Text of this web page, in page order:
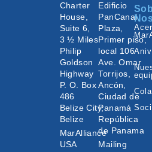
Charter
House,
Suite 6,
3 ½ Miles
Philip
Goldson
Highway
P. O. Box
486
Belize City,
Belize
MarAlliance
USA
Edificio
PanCanal
Plaza,
Primer piso,
local 106
Ave. Omar
Torrijos,
Ancón,
Ciudad de
Panamá
República
de Panama
Mailing